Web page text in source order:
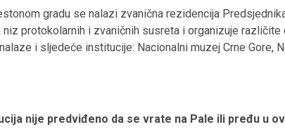
gradu se nalazi zvanična rezidencija
protokolarnih i zvaničnih susreta i organizuje različite
i sljedeće institucije: Nacionalni muzej Crne Gore,
nije predviđeno da se vrate na Pale ili pređu u